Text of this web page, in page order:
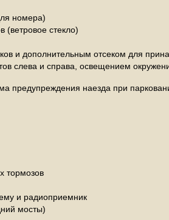
номера)
(ветровое стекло)
и дополнительным отсеком для
слева и справа, освещением
предупреждения наезда при
тормозов
и радиоприемник
мосты)